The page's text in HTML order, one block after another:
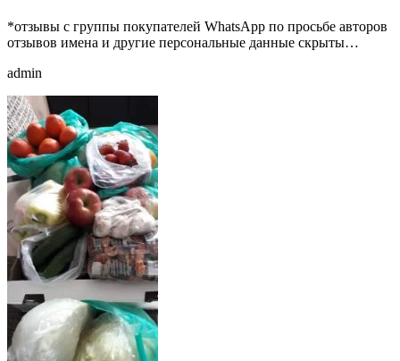
*отзывы с группы покупателей WhatsApp по просьбе авторов
отзывов имена и другие персональные данные скрыты…
admin